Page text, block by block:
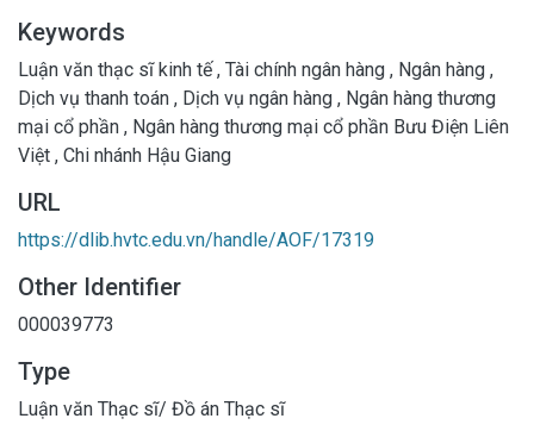
Keywords
Luận văn thạc sĩ kinh tế, Tài chính ngân hàng , Ngân hàng ,
Dịch vụ thanh toán , Dịch vụ ngân hàng , Ngân hàng thương
mại cổ phần , Ngân hàng thương mại cổ phần Bưu Điện Liên
Việt , Chi nhánh Hậu Giang
URL
https://dlib.hvtc.edu.vn/handle/AOF/17319
Other Identifier
000039773
Type
Luận văn Thạc sĩ/ Đồ án Thạc sĩ